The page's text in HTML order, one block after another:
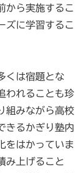
から実施するこ
ズに学習するこ
くは宿題とな
われることも珍
組みながら高校
きるかぎり塾内
をはかっていま
み上げること